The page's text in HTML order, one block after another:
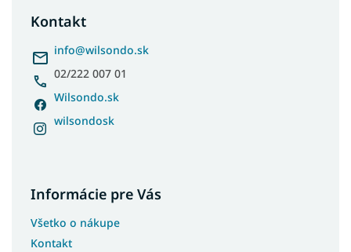
Postele s čelom
Postele s bočným čelom
Postele pre teenagerov
Postele s úložným priestorom a prístelkou
Moderné postele s úložným priestorom
Rohové postele s úložným priestorom
Kontakt
info@wilsondo.sk
02/222 007 01
Wilsondo.sk
wilsondosk
Informácie pre Vás
Všetko o nákupe
Kontakt